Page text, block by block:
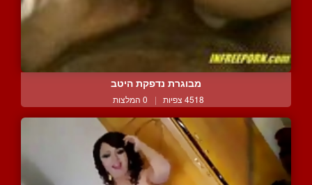
מבוגרת נדפקת היטב
4518 צפיות | 0 המלצות